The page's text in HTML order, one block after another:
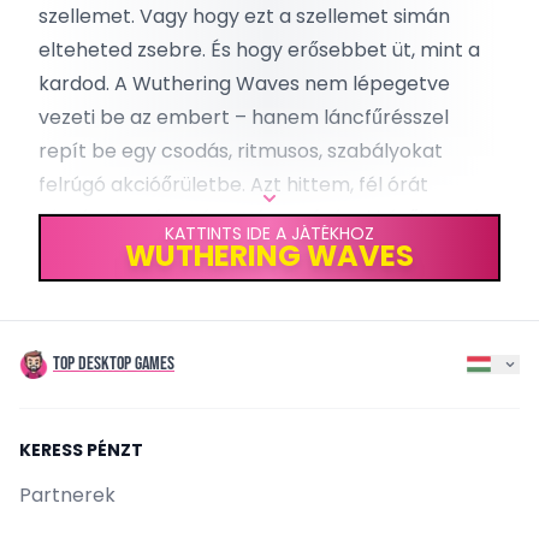
PLATFORMOK
iOS
MŰFAJOK
FelfedezősGachaStrategyTöbbjátékosFantázia
szellemet. Vagy hogy ezt a szellemet simán
elteheted zsebre. És hogy erősebbet üt, mint a
kardod. A Wuthering Waves nem lépegetve
vezeti be az embert – hanem láncfűrésszel
repít be egy csodás, ritmusos, szabályokat
felrúgó akcióőrületbe. Azt hittem, fél órát
rászánok próbaként. Három órával később már
felhőkarcolókról csúszkáltam le zipline-on,
miközben a bogaram fejjel előre rászállt egy
minibossra.Elborult pillanat.
BOSSFIGHT? PADLÓT FOGTAM. MÉGIS
hősi halál. Volt, hogy kínos. Na de most? Mint
egy fura táncelőadás. Félig a sziklafalon (
KATTINTS IDE A JÁTÉKHOZ
WUTHERING WAVES
TOP DESKTOP GAMES
KERESS PÉNZT
Partnerek